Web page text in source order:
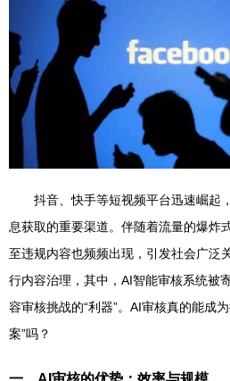
抖音、快手等短视频平台迅速崛起
息获取的重要渠道。伴随着流量的爆炸
至违规内容也频频出现，引发社会广泛
行内容治理，其中，AI智能审核系统被
容审核挑战的“利器”。AI审核真的能成
案”吗？